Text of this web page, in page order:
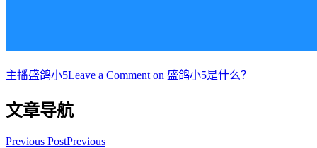
主播盛鸽小5Leave a Comment on 盛鸽小5是什么？
文章导航
Previous PostPrevious